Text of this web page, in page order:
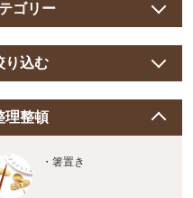
ゴリー
り込む
理整頓
・箸置き